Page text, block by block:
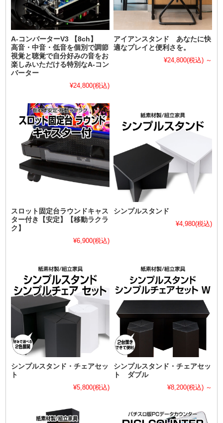
A-コンバーターV3 【8ch】
高音・中音・低音を個別で調節
視覚と聴覚で自分好みの音をお
楽しみいただける特別なA-コン
バーター
¥24,800(税込)
アイアンスタンド あなたに快
適なプレイと便利さを。
¥24,800(税込) ～
スロット固定台ラウンドキャス
ター付き【安定】【移動ラクラ
ク】
¥6,900(税込)
シンプルスタンド
¥4,980(税込)
シンプルスタンド・チェアセッ
ト
¥5,800(税込)
シンプルスタンド・チェアセッ
ト ダブル
¥8,200(税込) ～